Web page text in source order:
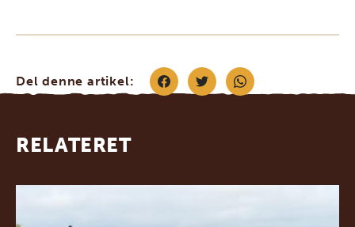
Del denne artikel:
RELATERET